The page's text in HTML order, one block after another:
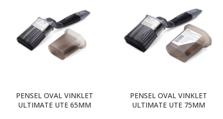
PENSEL OVAL VINKLET
ULTIMATE UTE 65MM
PENSEL OVAL VINKLET
ULTIMATE UTE 75MM